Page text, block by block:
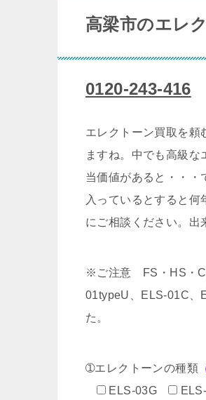
高梁市のエレ
0120-243-416
エレクトーン買取を頼
ますね。中でも高級
当価値があると・・・
入っているとすると
にご相談ください。出
※ご注意 FS・HS・C
01typeU、ELS-01C、
た。
➀エレクトーンの種類
ELS-03G